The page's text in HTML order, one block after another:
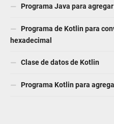
Programa Java para
Programa de Kotlin para
hexadecimal
Clase de datos de Kotlin
Programa Kotlin para